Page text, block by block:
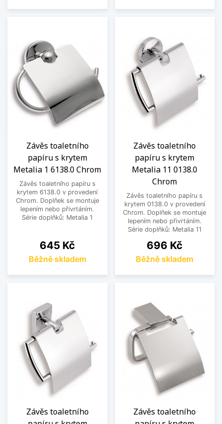
Závěs toaletního
papíru s krytem
Metalia 1 6138.0 Chrom
Závěs toaletního papíru s
krytem 6138.0 v provedení
Chrom. Doplňek se montuje
lepením nebo přivrtáním.
Série doplňků: Metalia 1
Cena
645 Kč
Běžně skladem
Závěs toaletního
papíru s krytem
Metalia 11 0138.0
Chrom
Závěs toaletního papíru s
krytem 0138.0 v provedení
Chrom. Doplňek se montuje
lepením nebo přivrtáním.
Série doplňků: Metalia 11
Cena
696 Kč
Běžně skladem
Závěs toaletního
Závěs toaletního